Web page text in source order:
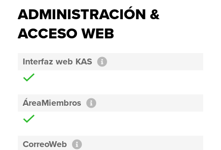
ADMINISTRACIÓN &
ACCESO WEB
Interfaz web KAS
ÁreaMiembros
CorreoWeb